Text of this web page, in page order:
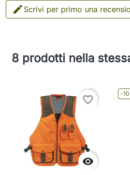
 Scrivi per primo una
8 prodotti nella

favorite_border
-